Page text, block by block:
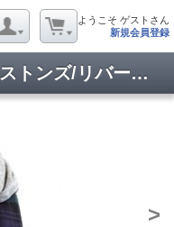
ようこそ ゲストさん
新規会員登録
JOHNSTONSTONS/ジョンストンズ/リバーシブルマフラー/WB001004-RU545200
>